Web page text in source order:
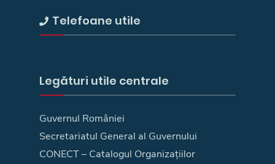
Telefoane utile
Legături utile centrale
Guvernul României
Secretariatul General al Guvernului
CONECT – Catalogul Organizațiilor